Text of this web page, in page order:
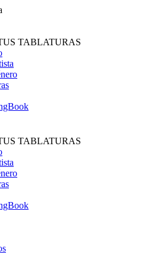
TABLATURAS
TABLATURAS